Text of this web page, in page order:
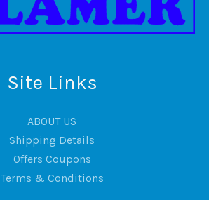
Site Links
ABOUT US
Shipping Details
Offers Coupons
Terms & Conditions